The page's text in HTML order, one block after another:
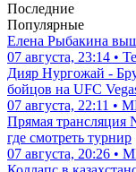
Последние
Популярные
Елена Рыбакина
07 августа, 23:14 •
Дияр Нургожай -
бойцов на UFC
07 августа, 22:11 •
Прямая трансляция
где смотреть турнир
07 августа, 20:26 •